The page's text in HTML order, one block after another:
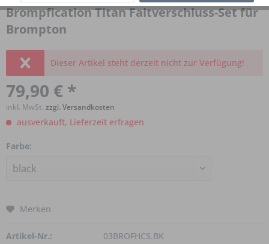
Brompfication Titan Faltverschluss-Set für
Brompton
Dieser Artikel steht derzeit nicht zur Verfügung!
79,90 € *
inkl. MwSt. zzgl. Versandkosten
ausverkauft, Lieferzeit erfragen
Farbe:
Merken
Artikel-Nr.:
03BROFHCS.BK